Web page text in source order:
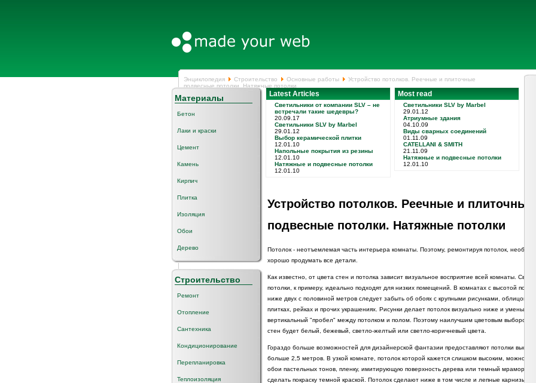
Энциклопедия Строительство Основные работы
Устройство потолков. Реечные и плиточные
подвесные потолки. Натяжные потолки
Материалы
Бетон
Лаки и краски
Цемент
Камень
Кирпич
Плитка
Изоляция
Обои
Дерево
Строительство
Ремонт
Отопление
Сантехника
Кондиционирование
Перепланировка
Теплоизоляция
Latest Articles
Светильники от компании SLV – не
встречали такие шедевры?
20.09.17
Светильники SLV by Marbel
29.01.12
Выбор керамической плитки
12.01.10
Напольные покрытия из резины
12.01.10
Натяжные и подвесные потолки
12.01.10
Most read
Светильники SLV by Marbel
29.01.12
Атриумные здания
04.10.09
Виды сварных соединений
01.11.09
CATELLANI & SMITH
21.11.09
Натяжные и подвесные потолки
12.01.10
Устройство потолков. Реечные и плиточные
подвесные потолки. Натяжные потолки
Потолок - неотъемлемая часть интерьера комнаты. Поэтому, ремонтируя потолок,
хорошо продумать все детали.
Как известно, от цвета стен и потолка зависит визуальное восприятие всей комнаты.
потолки, к примеру, идеально подходят для низких помещений. В комнатах с высотой
ниже двух с половиной метров следует забыть об обоях с крупными рисунками,
плитках, рейках и прочих украшениях. Рисунки делает потолок визуально ниже и уменьшают
вертикальный "пробел" между потолком и полом. Поэтому наилучшим цветовым выбором
стен будет белый, бежевый, светло-желтый или светло-коричневый цвета.
Гораздо больше возможностей для дизайнерской фантазии предоставляют потолки высотой
больше 2,5 метров. В узкой комнате, потолок которой кажется слишком высоким, можно
обои пастельных тонов, пленку, имитирующую поверхность дерева или темный мрамор, или
сделать покраску темной краской. Потолок сделают ниже в том числе и лепные карнизы,